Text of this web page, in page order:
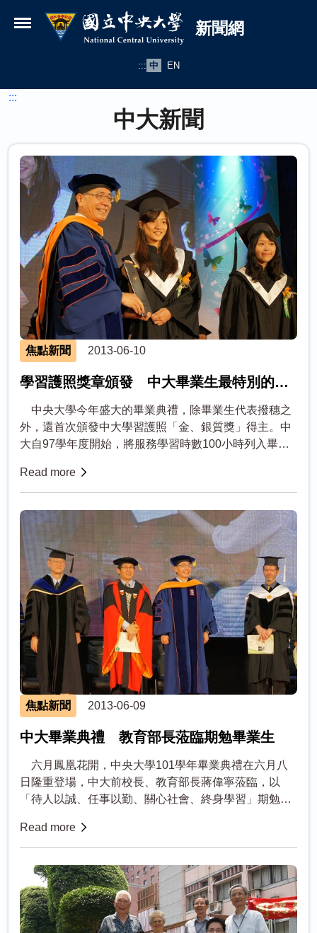
國立中央大學新聞網
新聞網
::: 中 EN
:::
中大新聞
焦點新聞 2013-06-10
學習護照獎章頒發 中大畢業生最特別的履
中央大學今年盛大的畢業典禮，除畢業生代表撥穗之
外，還首次頒發中大學習護照「金、銀質獎」得主。中
大自97學年度開始，將服務學習時數100小時列入畢業
文系張瑋婷、英文系李...
Read more
焦點新聞 2013-06-09
中大畢業典禮 教育部長蒞臨期勉畢業生
六月鳳凰花開，中央大學101學年畢業典禮在六月八
日隆重登場，中大前校長、教育部長蔣偉寧蒞臨，以
「待人以誠、任事以勤、關心社會、終身學習」期勉全
服務人生觀相勉，如同蔣部長盡...
Read more